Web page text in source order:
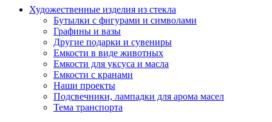
Художественные изделия из стекла
Бутылки с фигурами и символами
Графины и вазы
Другие подарки и сувениры
Емкости в виде животных
Емкости для уксуса и масла
Емкости с кранами
Наши проекты
Подсвечники, лампадки для арома масел
Тема транспорта